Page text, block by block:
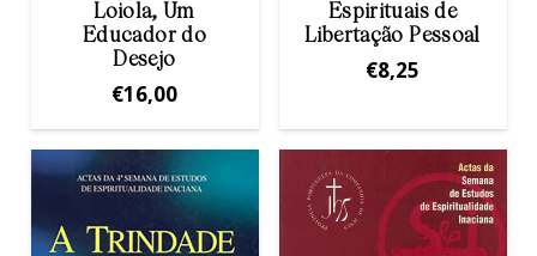
Loiola, Um
Educador do
Desejo
€16,00
Espirituais de
Libertação Pessoal
€8,25